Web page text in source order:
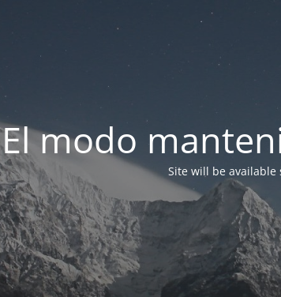
El modo
Site will be available